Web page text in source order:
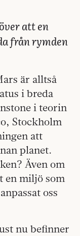
att en
från rymden
är alltså
i breda
i teorin
Stockholm
att
planet.
Även om
en miljö som
oss
nu befinner